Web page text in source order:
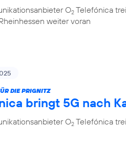
O2 Telefónica
weiter voran
DIE PRIGNITZ
bringt 5G nach
O2 Telefónica